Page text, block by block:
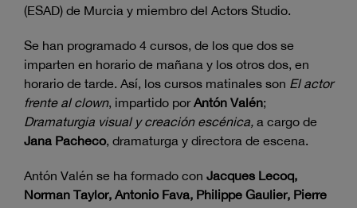
(ESAD) de Murcia y miembro del Actors Studio.
Se han programado 4 cursos, de los que dos se
imparten en horario de mañana y los otros dos, en
horario de tarde. Así, los cursos matinales son El actor
frente al clown, impartido porAntón Valén;
Dramaturgia visual y creación escénica, a cargo de
Jana Pacheco, dramaturga y directora de escena.
Antón Valén se ha formado con Jacques Lecoq,
Norman Taylor, Antonio Fava, Philippe Gaulier, Pierre